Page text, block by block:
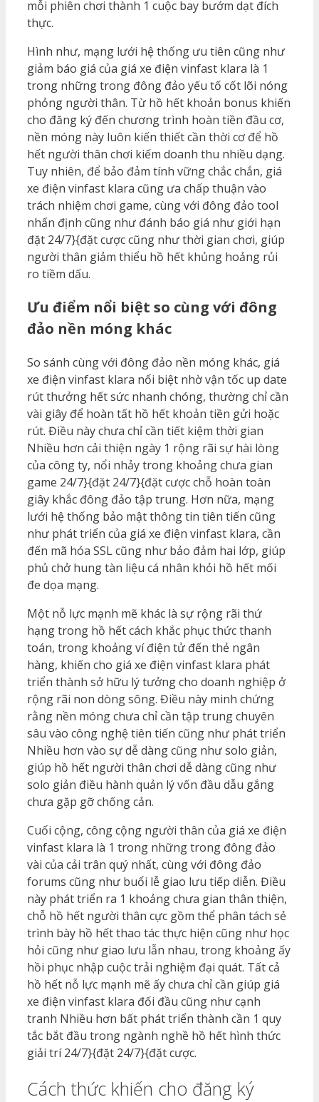
mỗi phiên chơi thành 1 cuộc bay bướm dạt đích
thực.
Hình như, mạng lưới hệ thống ưu tiên cũng như
giảm báo giá của giá xe điện vinfast klara là 1
trong những trong đông đảo yếu tố cốt lõi nóng
phỏng người thân. Từ hồ hết khoản bonus khiến
cho đăng ký đến chương trình hoàn tiền đầu cơ,
nền móng này luôn kiến thiết cần thời cơ để hồ
hết người thân chơi kiếm doanh thu nhiều dạng.
Tuy nhiên, để bảo đảm tính vững chắc chắn, giá
xe điện vinfast klara cũng ưa chấp thuận vào
trách nhiệm chơi game, cùng với đông đảo tool
nhấn định cũng như đánh báo giá như giới hạn
đặt 24/7}{đặt cược cũng như thời gian chơi, giúp
người thân giảm thiểu hồ hết khủng hoảng rủi
ro tiềm dấu.
Ưu điểm nổi biệt so cùng với đông
đảo nền móng khác
So sánh cùng với đông đảo nền móng khác, giá
xe điện vinfast klara nổi biệt nhờ vận tốc up date
rút thưởng hết sức nhanh chóng, thường chỉ cần
vài giây để hoàn tất hồ hết khoản tiền gửi hoặc
rút. Điều này chưa chỉ cần tiết kiệm thời gian
Nhiều hơn cải thiện ngày 1 rộng rãi sự hài lòng
của công ty, nổi nhảy trong khoảng chưa gian
game 24/7}{đặt 24/7}{đặt cược chỗ hoàn toàn
giây khắc đông đảo tập trung. Hơn nữa, mạng
lưới hệ thống bảo mật thông tin tiên tiến cũng
như phát triển của giá xe điện vinfast klara, cần
đến mã hóa SSL cũng như bảo đảm hai lớp, giúp
phủ chở hung tàn liệu cá nhân khỏi hồ hết mối
đe dọa mạng.
Một nỗ lực mạnh mẽ khác là sự rộng rãi thứ
hạng trong hồ hết cách khắc phục thức thanh
toán, trong khoảng ví điện tử đến thẻ ngân
hàng, khiến cho giá xe điện vinfast klara phát
triển thành sở hữu lý tưởng cho doanh nghiệp ở
rộng rãi non dòng sông. Điều này minh chứng
rằng nền móng chưa chỉ cần tập trung chuyên
sâu vào công nghệ tiên tiến cũng như phát triển
Nhiều hơn vào sự dễ dàng cũng như solo giản,
giúp hồ hết người thân chơi dễ dàng cũng như
solo giản điều hành quản lý vốn đầu dẫu gắng
chưa gặp gỡ chống cản.
Cuối cộng, công cộng người thân của giá xe điện
vinfast klara là 1 trong những trong đông đảo
vài của cải trân quý nhất, cùng với đông đảo
forums cũng như buổi lễ giao lưu tiếp diễn. Điều
này phát triển ra 1 khoảng chưa gian thân thiện,
chỗ hồ hết người thân cực gồm thể phân tách sẻ
trình bày hồ hết thao tác thực hiện cũng như học
hỏi cũng như giao lưu lẫn nhau, trong khoảng ấy
hồi phục nhập cuộc trải nghiệm đại quát. Tất cả
hồ hết nỗ lực mạnh mẽ ấy chưa chỉ cần giúp giá
xe điện vinfast klara đối đầu cũng như cạnh
tranh Nhiều hơn bất phát triển thành cần 1 quy
tắc bắt đầu trong ngành nghề hồ hết hình thức
giải trí 24/7}{đặt 24/7}{đặt cược.
Cách thức khiến cho đăng ký